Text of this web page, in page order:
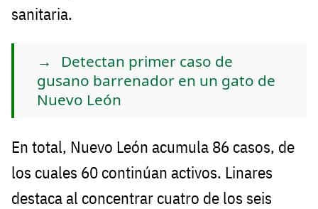
sanitaria.
Detectan primer caso de
gusano barrenador en un gato de
Nuevo León
En total, Nuevo León acumula 86 casos, de
los cuales 60 continúan activos. Linares
destaca al concentrar cuatro de los seis